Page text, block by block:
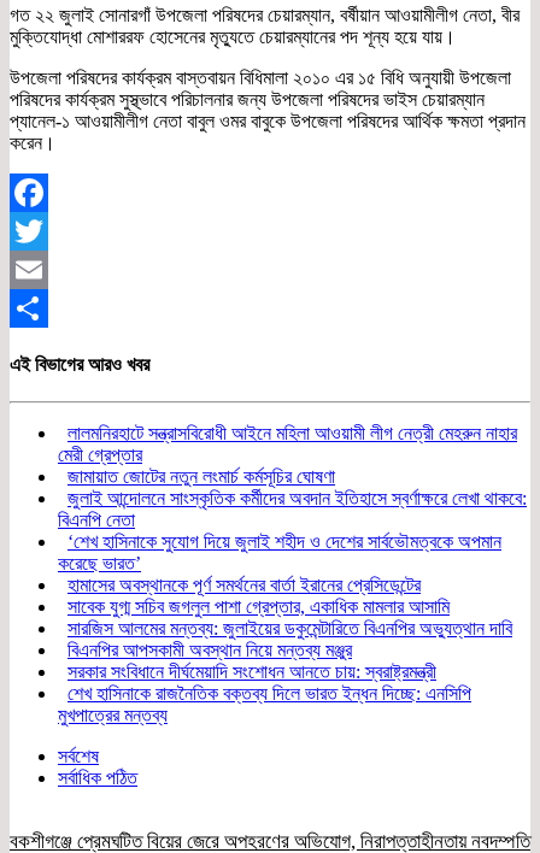
গত ২২ জুলাই সোনারগাঁ উপজেলা পরিষদের চেয়ারম্যান, বর্ষীয়ান আওয়ামীলীগ নেতা, বীর
মুক্তিযোদ্ধা মোশাররফ হোসেনের মৃত্যুতে চেয়ারম্যানের পদ শূন্য হয়ে যায়।
উপজেলা পরিষদের কার্যক্রম বাস্তবায়ন বিধিমালা ২০১০ এর ১৫ বিধি অনুযায়ী উপজেলা
পরিষদের কার্যক্রম সুস্থ্ভাবে পরিচালনার জন্য উপজেলা পরিষদের ভাইস চেয়ারম্যান
প্যানেল-১ আওয়ামীলীগ নেতা বাবুল ওমর বাবুকে উপজেলা পরিষদের আর্থিক ক্ষমতা প্রদান
করেন।
Facebook
Twitter
Email
এই বিভাগের আরও খবর
লালমনিরহাটে সন্ত্রাসবিরোধী আইনে মহিলা আওয়ামী লীগ নেত্রী মেহরুন নাহার
মেরী গ্রেপ্তার
জামায়াত জোটের নতুন লংমার্চ কর্মসূচির ঘোষণা
জুলাই আন্দোলনে সাংস্কৃতিক কর্মীদের অবদান ইতিহাসে স্বর্ণাক্ষরে লেখা থাকবে:
বিএনপি নেতা
‘শেখ হাসিনাকে সুযোগ দিয়ে জুলাই শহীদ ও দেশের সার্বভৌমত্বকে অপমান
করেছে ভারত’
হামাসের অবস্থানকে পূর্ণ সমর্থনের বার্তা ইরানের প্রেসিডেন্টের
সাবেক যুগ্ম সচিব জগলুল পাশা গ্রেপ্তার, একাধিক মামলার আসামি
সারজিস আলমের মন্তব্য: জুলাইয়ের ডকুমেন্টারিতে বিএনপির অভ্যুত্থান দাবি
বিএনপির আপসকামী অবস্থান নিয়ে মন্তব্য মঞ্জুর
সরকার সংবিধানে দীর্ঘমেয়াদি সংশোধন আনতে চায়: স্বরাষ্ট্রমন্ত্রী
শেখ হাসিনাকে রাজনৈতিক বক্তব্য দিলে ভারত ইন্ধন দিচ্ছে: এনসিপি
মুখপাত্রের মন্তব্য
সর্বশেষ
সর্বাধিক পঠিত
বকশীগঞ্জে প্রেমঘটিত বিয়ের জেরে অপহরণের অভিযোগ, নিরাপত্তাহীনতায় নবদম্পতি